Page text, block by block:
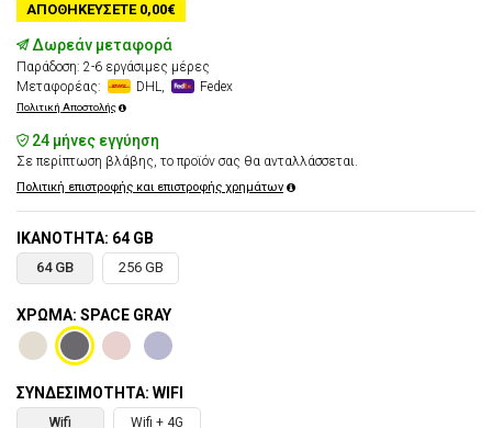
ΑΠΟΘΗΚΕΎΣΕΤΕ 0,00€
Δωρεάν μεταφορά
Παράδοση: 2-6 εργάσιμες μέρες
Μεταφορέας:
DHL, Fedex
Πολιτική Αποστολής
24 μήνες εγγύηση
Σε περίπτωση βλάβης, το προϊόν σας θα ανταλλάσσεται.
Πολιτική επιστροφής και επιστροφής χρημάτων
ΙΚΑΝΌΤΗΤΑ: 64 GB
64 GB 256 GB
ΧΡΏΜΑ: SPACE GRAY
ΣΥΝΔΕΣΙΜΌΤΗΤΑ: WIFI
Wifi Wifi + 4G